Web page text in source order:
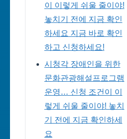
이 이렇게 쉬울 줄이야!
놓치기 전에 지금 확인
하세요 지금 바로 확인
하고 신청하세요!
시청각 장애인을 위한
문화관광해설프로그램
운영… 신청 조건이 이
렇게 쉬울 줄이야! 놓치
기 전에 지금 확인하세
요